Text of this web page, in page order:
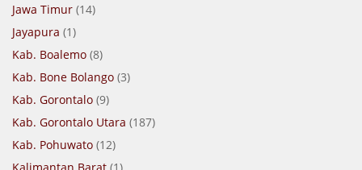
Jawa Timur (14)
Jayapura (1)
Kab. Boalemo (8)
Kab. Bone Bolango (3)
Kab. Gorontalo (9)
Kab. Gorontalo Utara (187)
Kab. Pohuwato (12)